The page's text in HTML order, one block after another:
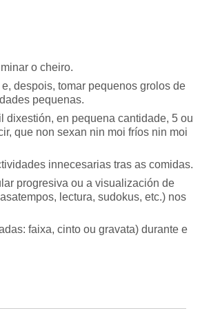
o cheiro.
despois, tomar pequenos grolos de
pequenas.
dixestión, en pequena cantidade, 5 ou
que non sexan nin moi fríos nin moi
innecesarias tras as comidas.
progresiva ou a visualización de
lectura, sudokus, etc.) nos
faixa, cinto ou gravata) durante e